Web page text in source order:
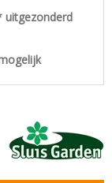
uitgezonderd